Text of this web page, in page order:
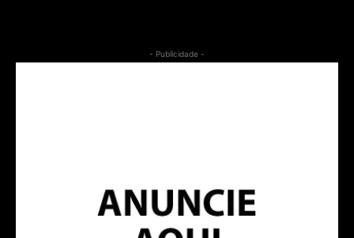
- Publicidade -